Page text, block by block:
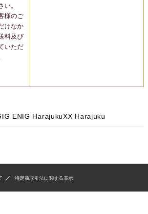
い。
様のご
けなか
料及び
いただ
IG ENIG HarajukuXX Harajuku
特定商取引法に関する表示